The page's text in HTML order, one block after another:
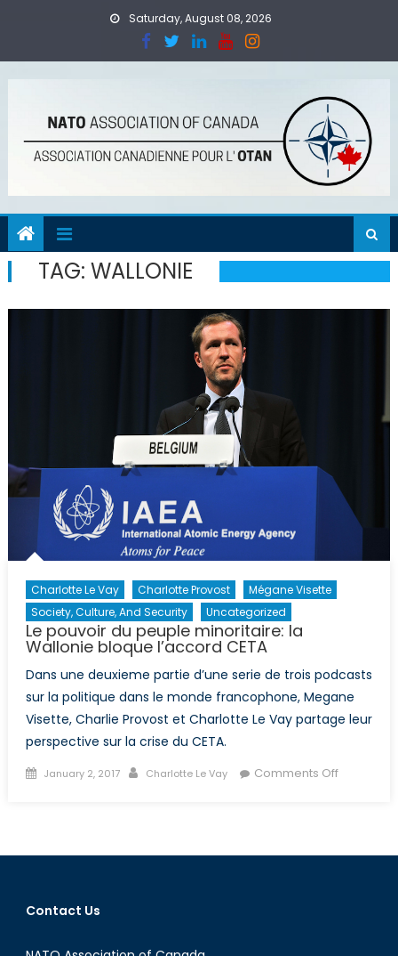
Saturday, August 08, 2026
TAG: WALLONIE
Charlotte Le Vay Charlotte Provost
Mégane Visette
Society, Culture, And Security
Uncategorized
Le pouvoir du peuple minoritaire: la
Wallonie bloque l’accord CETA
Dans une deuxieme partie d’une serie de trois podcasts
sur la politique dans le monde francophone, Megane
Visette, Charlie Provost et Charlotte Le Vay partage leur
perspective sur la crise du CETA.
Posted
January 2, 2017 Author
Charlotte Le Vay Comments Offon
peuple
Contact Us